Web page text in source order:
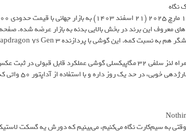
پکیج دوربین سه گانه پشتی به همراه لنز سلفی 32 مگاپیکسلی گوشی
5000 میلی
وقتی به سیم‌کارت نگاه می‌کنیم، می‌بینیم که دورش یه گسکت